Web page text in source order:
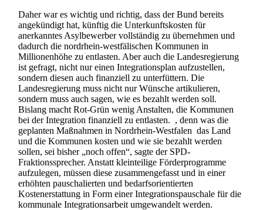
Daher war es wichtig und richtig, dass der Bund bereits
angekündigt hat, künftig die Unterkunftskosten für
anerkanntes Asylbewerber vollständig zu übernehmen und
dadurch die nordrhein-westfälischen Kommunen in
Millionenhöhe zu entlasten. Aber auch die Landesregierung
ist gefragt, nicht nur einen Integrationsplan aufzustellen,
sondern diesen auch finanziell zu unterfüttern. Die
Landesregierung muss nicht nur Wünsche artikulieren,
sondern muss auch sagen, wie es bezahlt werden soll.
Bislang macht Rot-Grün wenig Anstalten, die Kommunen
bei der Integration finanziell zu entlasten. , denn was die
geplanten Maßnahmen in Nordrhein-Westfalen das Land
und die Kommunen kosten und wie sie bezahlt werden
sollen, sei bisher „noch offen“, sagte der SPD-
Fraktionssprecher. Anstatt kleinteilige Förderprogramme
aufzulegen, müssen diese zusammengefasst und in einer
erhöhten pauschalierten und bedarfsorientierten
Kostenerstattung in Form einer Integrationspauschale für die
kommunale Integrationsarbeit umgewandelt werden.